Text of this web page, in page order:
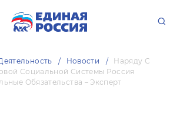
Новости
Наряду С
Социальной Системы Россия
Обязательства – Эксперт